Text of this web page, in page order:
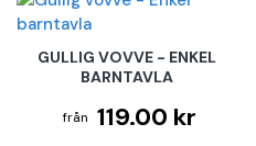
GULLIG VOVVE - ENKEL
BARNTAVLA
119.00 kr